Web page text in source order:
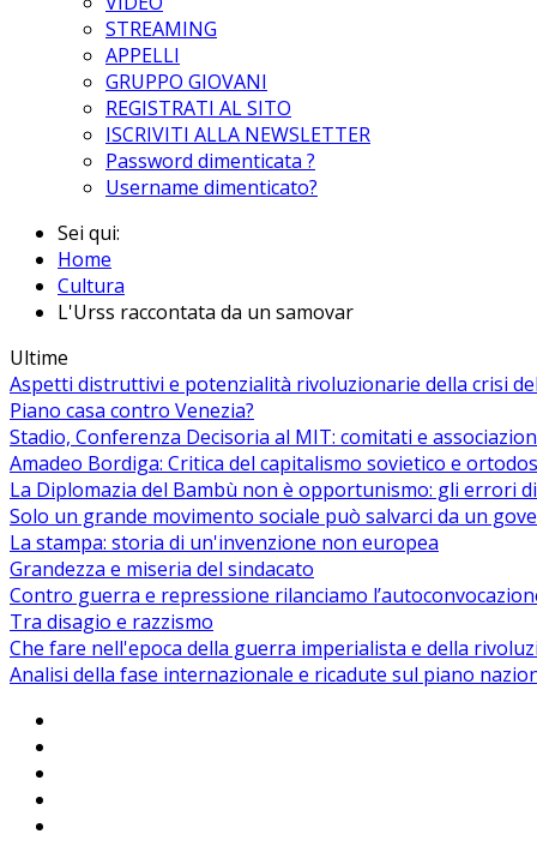
STREAMING
APPELLI
GRUPPO GIOVANI
REGISTRATI AL SITO
ISCRIVITI ALLA NEWSLETTER
Password dimenticata ?
Username dimenticato?
Sei qui:
Home
Cultura
L'Urss raccontata da un samovar
Ultime
Aspetti distruttivi e potenzialità rivoluzionarie della crisi
Piano casa contro Venezia?
Stadio, Conferenza Decisoria al MIT: comitati e
Amadeo Bordiga: Critica del capitalismo sovietico e
La Diplomazia del Bambù non è opportunismo: gli errori
Solo un grande movimento sociale può salvarci da un
La stampa: storia di un'invenzione non europea
Grandezza e miseria del sindacato
Contro guerra e repressione rilanciamo
Tra disagio e razzismo
Che fare nell'epoca della guerra imperialista e della
Analisi della fase internazionale e ricadute sul piano